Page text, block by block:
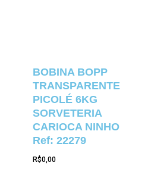
BOBINA BOPP
TRANSPARENTE
PICOLÉ 6KG
SORVETERIA
CARIOCA NINHO
Ref: 22279
R$0,00